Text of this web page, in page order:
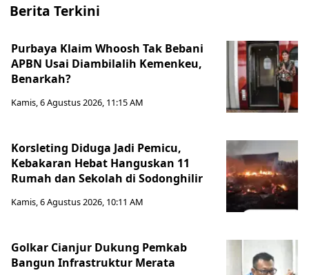
Berita Terkini
Purbaya Klaim Whoosh Tak Bebani
APBN Usai Diambilalih Kemenkeu,
Benarkah?
Kamis, 6 Agustus 2026, 11:15 AM
Korsleting Diduga Jadi Pemicu,
Kebakaran Hebat Hanguskan 11
Rumah dan Sekolah di Sodonghilir
Kamis, 6 Agustus 2026, 10:11 AM
Golkar Cianjur Dukung Pemkab
Bangun Infrastruktur Merata